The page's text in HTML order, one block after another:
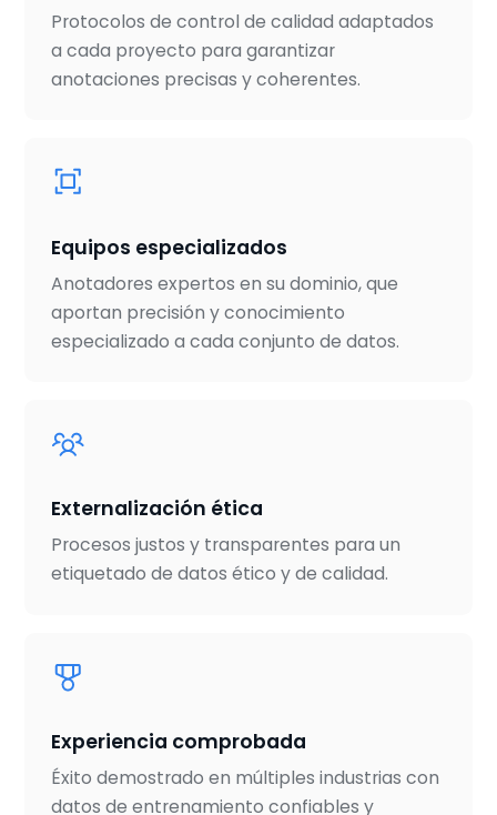
Protocolos de control de calidad adaptados
a cada proyecto para garantizar
anotaciones precisas y coherentes.
Equipos especializados
Anotadores expertos en su dominio, que
aportan precisión y conocimiento
especializado a cada conjunto de datos.
Externalización ética
Procesos justos y transparentes para un
etiquetado de datos ético y de calidad.
Experiencia comprobada
Éxito demostrado en múltiples industrias con
datos de entrenamiento confiables y